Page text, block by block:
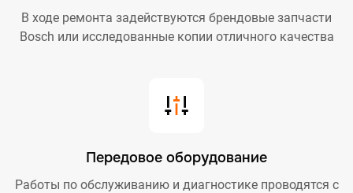
В ходе ремонта задействуются брендовые запчасти
Bosch или исследованные копии отличного качества
Передовое оборудование
Работы по обслуживанию и диагностике проводятся с